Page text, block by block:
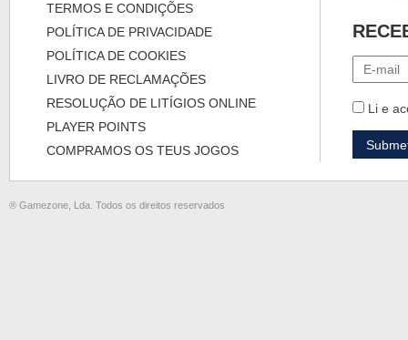
TERMOS E CONDIÇÕES
POLÍTICA DE PRIVACIDADE
POLÍTICA DE COOKIES
LIVRO DE RECLAMAÇÕES
RESOLUÇÃO DE LITÍGIOS ONLINE
PLAYER POINTS
COMPRAMOS OS TEUS JOGOS
Li e
® Gamezone, Lda. Todos os direitos reservados